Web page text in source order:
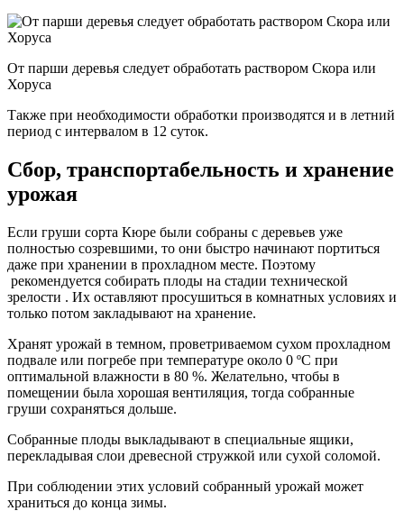
От парши деревья следует обработать раствором Скора или
Хоруса
Также при необходимости обработки производятся и в летний
период с интервалом в 12 суток.
Сбор, транспортабельность и хранение
урожая
Если груши сорта Кюре были собраны с деревьев уже
полностью созревшими, то они быстро начинают портиться
даже при хранении в прохладном месте. Поэтому
рекомендуется собирать плоды на стадии технической
зрелости . Их оставляют просушиться в комнатных условиях и
только потом закладывают на хранение.
Хранят урожай в темном, проветриваемом сухом прохладном
подвале или погребе при температуре около 0 ºС при
оптимальной влажности в 80 %. Желательно, чтобы в
помещении была хорошая вентиляция, тогда собранные
груши сохраняться дольше.
Собранные плоды выкладывают в специальные ящики,
перекладывая слои древесной стружкой или сухой соломой.
При соблюдении этих условий собранный урожай может
храниться до конца зимы.